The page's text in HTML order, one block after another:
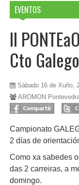
EVENTOS
II
Cto
Sábado 16 de Xuño,
AROMON
Campionato
2 días de
Como xa sabedes
das 2 carreiras, a
domingo.